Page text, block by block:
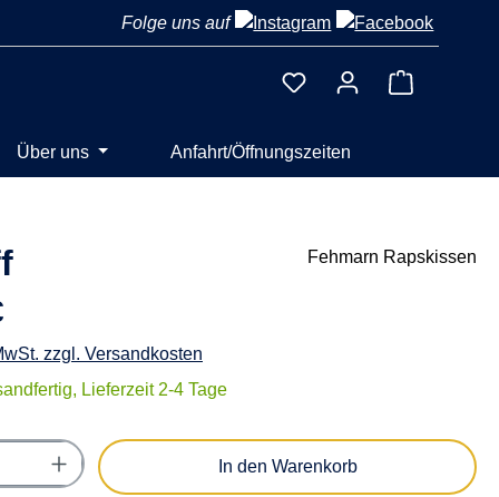
Folge uns auf
Über uns Anfahrt/Öffnungszeiten
Fehmarn Rapskissen
zzgl. Versandkosten
Lieferzeit 2-4 Tage
Gib den gewünschten Wert ein
In den Warenkorb